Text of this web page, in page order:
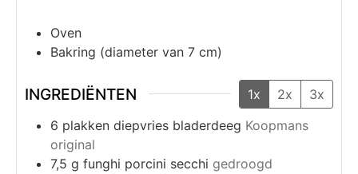
Oven
Bakring (diameter van 7 cm)
INGREDIËNTEN 1x 2x
3x
6 plakken diepvries bladerdeeg Koopmans
original
7,5 g funghi porcini secchi gedroogd